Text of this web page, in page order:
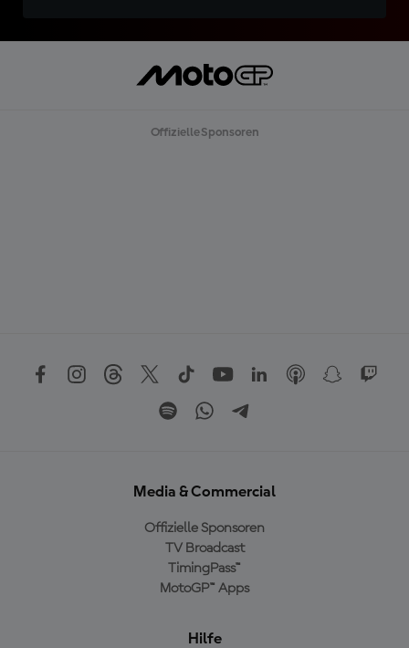
Offizielle Sponsoren
Media & Commercial
Offizielle Sponsoren
TV Broadcast
TimingPass™
MotoGP™ Apps
Hilfe